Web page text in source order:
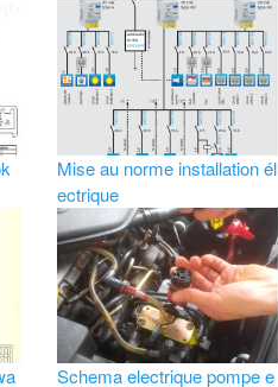
Mise au norme installation él
ectrique
Schema electrique pompe e